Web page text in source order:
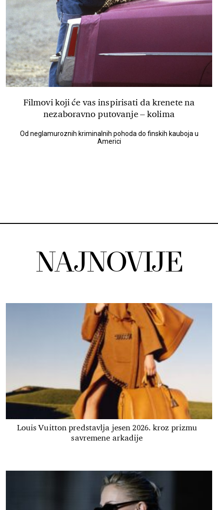
Filmovi koji će vas inspirisati da krenete na
nezaboravno putovanje – kolima
Od neglamuroznih kriminalnih pohoda do finskih kauboja u
Americi
NAJNOVIJE
Louis Vuitton predstavlja jesen 2026. kroz prizmu
savremene arkadije